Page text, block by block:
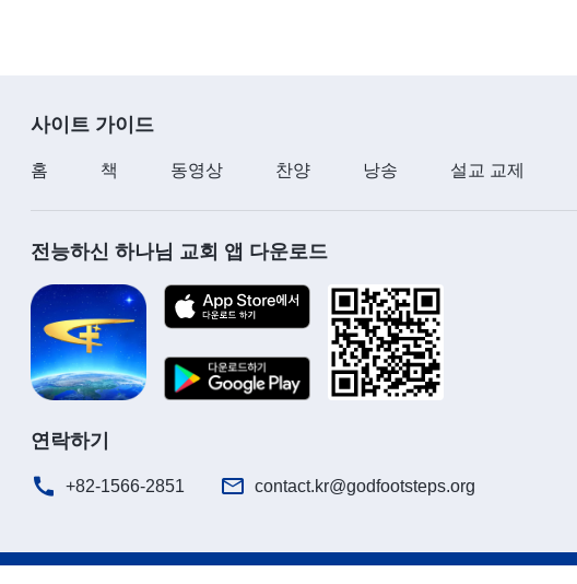
사이트 가이드
홈 책 동영상 찬양 낭송 설교 교제
전능하신 하나님 교회 앱 다운로드
연락하기
+82-1566-2851 contact.kr@godfootsteps.org